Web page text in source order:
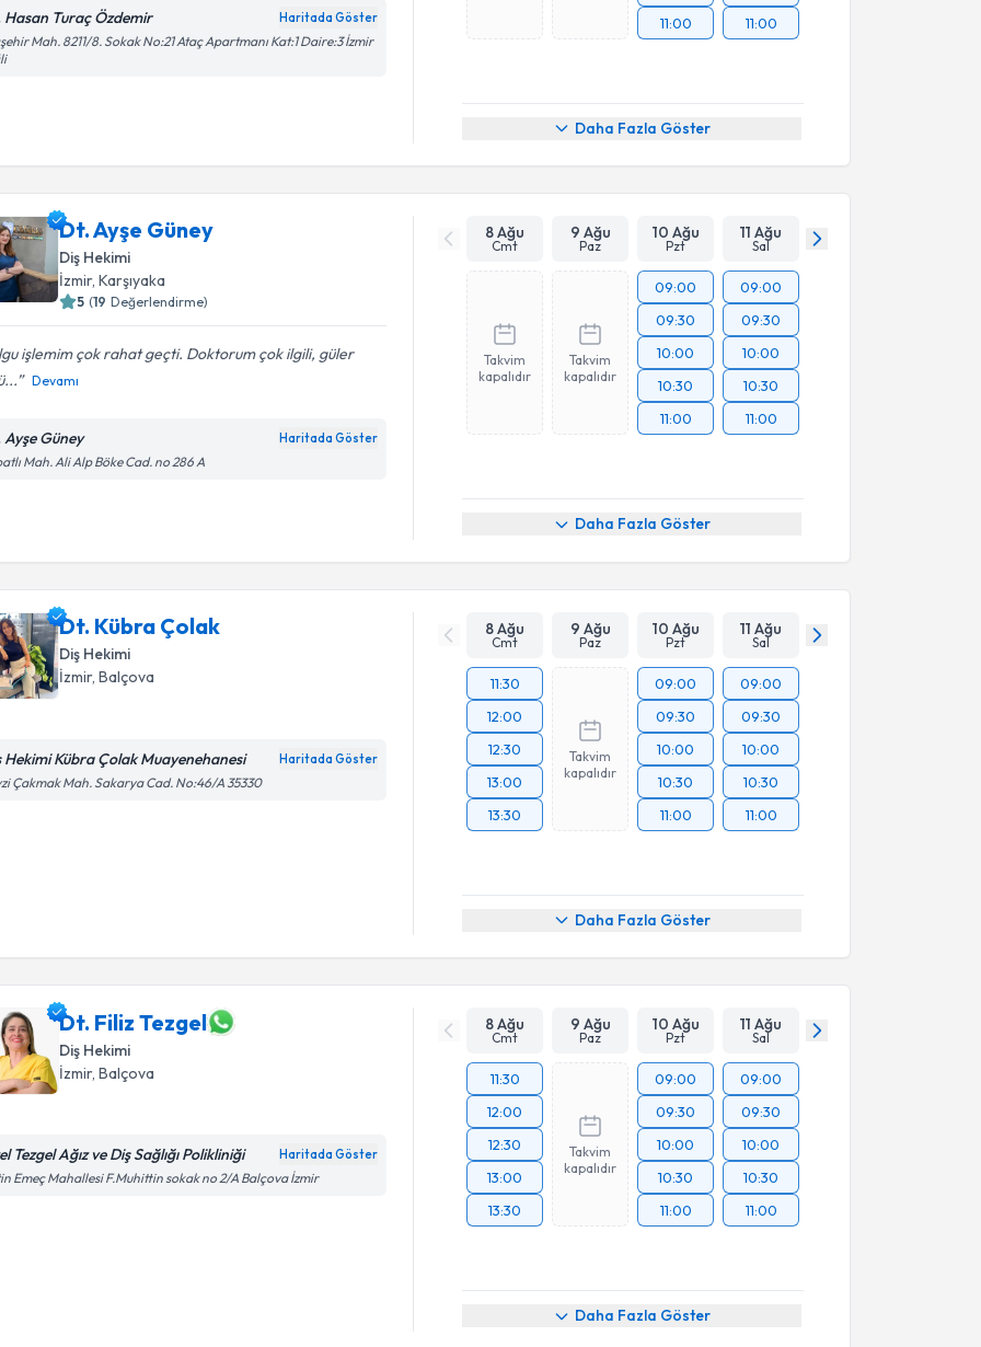
Hasan Turaç Özdemir Haritada Göster
Mah. 8211/8. Sokak No:21 Ataç Apartmanı Kat:1 Daire:3 İzmir
11:00
11:00
Daha Fazla Göster
Dt. Ayşe Güney
Diş Hekimi
İzmir, Karşıyaka
5 (19 Değerlendirme)
işlemim çok rahat geçti. Doktorum çok ilgili, güler
Devamı
Ayşe Güney Haritada Göster
Mah. Ali Alp Böke Cad. no 286 A
8 Ağu
Cmt
9 Ağu
Paz
10 Ağu
Pzt
11 Ağu
Sal
Takvim
kapalıdır
Takvim
kapalıdır
09:00
09:30
10:00
10:30
11:00
09:00
09:30
10:00
10:30
11:00
Daha Fazla Göster
Dt. Kübra Çolak
Diş Hekimi
İzmir, Balçova
Hekimi Kübra Çolak Muayenehanesi Haritada Göster
Çakmak Mah. Sakarya Cad. No:46/A 35330
8 Ağu
Cmt
9 Ağu
Paz
10 Ağu
Pzt
11 Ağu
Sal
11:30
12:00
12:30
13:00
13:30
Takvim
kapalıdır
09:00
09:30
10:00
10:30
11:00
09:00
09:30
10:00
10:30
11:00
Daha Fazla Göster
Dt. Filiz Tezgel
Diş Hekimi
İzmir, Balçova
Tezgel Ağız ve Diş Sağlığı Polikliniği Haritada Göster
Emeç Mahallesi F.Muhittin sokak no 2/A Balçova İzmir
8 Ağu
Cmt
9 Ağu
Paz
10 Ağu
Pzt
11 Ağu
Sal
11:30
12:00
12:30
13:00
13:30
Takvim
kapalıdır
09:00
09:30
10:00
10:30
11:00
09:00
09:30
10:00
10:30
11:00
Daha Fazla Göster